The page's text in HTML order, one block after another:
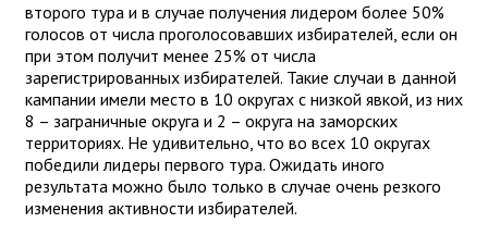
второго тура и в случае получения лидером более 50%
голосов от числа проголосовавших избирателей, если он
при этом получит менее 25% от числа
зарегистрированных избирателей. Такие случаи в данной
кампании имели место в 10 округах с низкой явкой, из них
8 – заграничные округа и 2 – округа на заморских
территориях. Не удивительно, что во всех 10 округах
победили лидеры первого тура. Ожидать иного
результата можно было только в случае очень резкого
изменения активности избирателей.